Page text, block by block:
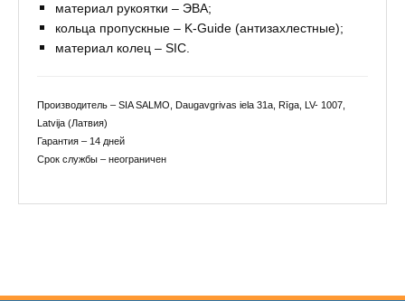
материал рукоятки – ЭВА;
кольца пропускные – K-Guide (антизахлестные);
материал колец – SIC.
Производитель – SIA SALMO, Daugavgrivas iela 31a, Rīga, LV- 1007,
Latvija (Латвия)
Гарантия – 14 дней
Срок службы – неограничен